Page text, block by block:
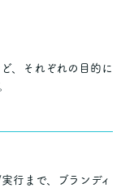
、それぞれの目的に
行まで、ブランディ